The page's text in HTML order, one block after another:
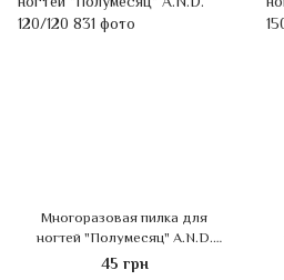
Многоразовая пилка для
ногтей "Полумесяц" A.N.D.
120/120
45 грн